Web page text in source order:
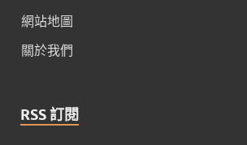
網站地圖
關於我們
RSS 訂閱